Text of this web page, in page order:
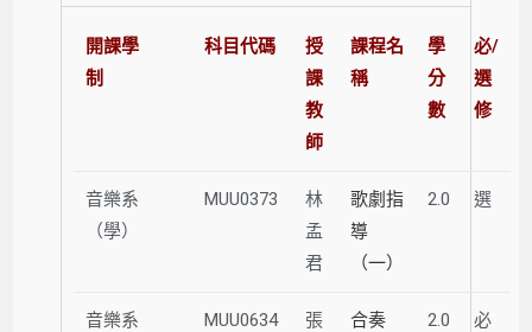
開課學
制
科目代碼
授
課
教
師
課程名
稱
學
分
數
必/
選
修
音樂系
（學）
MUU0373
林
孟
君
歌劇指
導
（一）
2.0 選
音樂系
MUU0634
張
合奏
2.0 必